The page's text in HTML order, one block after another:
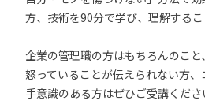
方、技術を90分で学び、理解するこ
企業の管理職の方はもちろんのこ
怒っていることが伝えられない方
手意識のある方はぜひご受講くださ